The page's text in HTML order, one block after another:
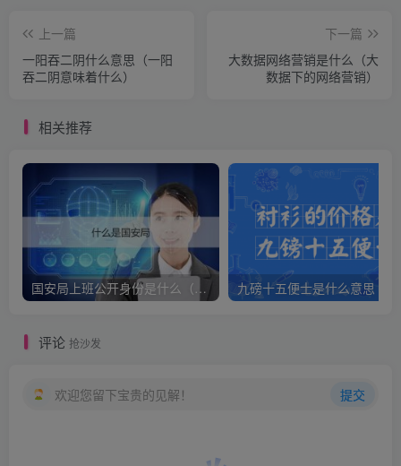
上一篇
一阳吞二阴什么意思（一阳
吞二阴意味着什么）
下一篇
大数据网络营销是什么（大
数据下的网络营销）
相关推荐
国安局上班公开身份是什么（国安身份对家人保密吗）
评论 抢沙发
欢迎您留下宝贵的见解！ 提交